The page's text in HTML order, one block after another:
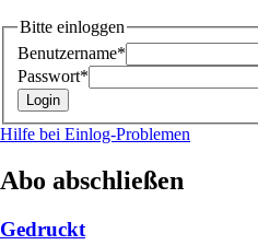
Bitte einloggen
Benutzername*
Passwort*
Hilfe bei Einlog-Problemen
Abo abschließen
Gedruckt